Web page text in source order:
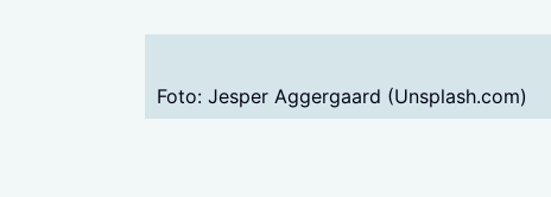
Foto: Jesper Aggergaard (Unsplash.com)